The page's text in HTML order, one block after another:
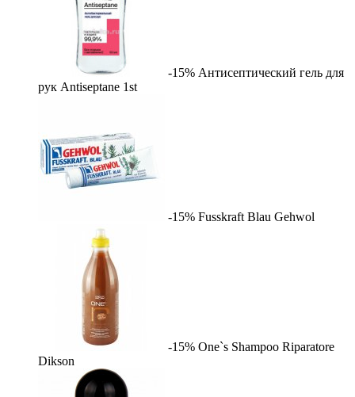
-15% Антисептический гель для
рук Antiseptane 1st
-15% Fusskraft Blau Gehwol
-15% One`s Shampoo Riparatore
Dikson